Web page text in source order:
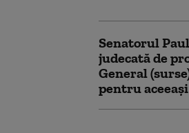
Senatorul
judecată de
General
pentru